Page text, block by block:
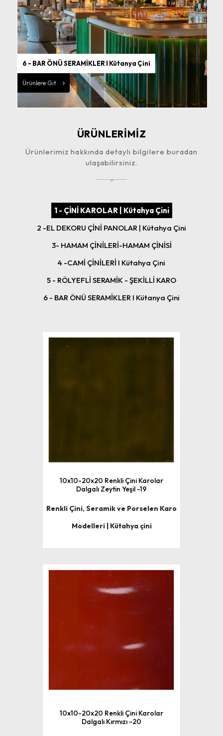
6 - BAR ÖNÜ SERAMİKLER I Kütanya Çini
Ürünlere Git
ÜRÜNLERİMİZ
Ürünlerimiz hakkında detaylı bilgilere buradan
ulaşabilirsiniz.
1 - ÇİNİ KAROLAR | Kütahya Çini
2 -EL DEKORU ÇİNİ PANOLAR | Kütahya Çini
3- HAMAM ÇİNİLERİ-HAMAM ÇİNİSİ
4 -CAMİ ÇİNİLERİ I Kütahya Çini
5 - RÖLYEFLİ SERAMİK - ŞEKİLLİ KARO
6 - BAR ÖNÜ SERAMİKLER I Kütanya Çini
10x10-20x20 Renkli Çini Karolar
Dalgalı Zeytin Yeşil -19
Renkli Çini, Seramik ve Porselen Karo
Modelleri | Kütahya çini
10x10-20x20 Renkli Çini Karolar
Dalgalı Kırmızı -20